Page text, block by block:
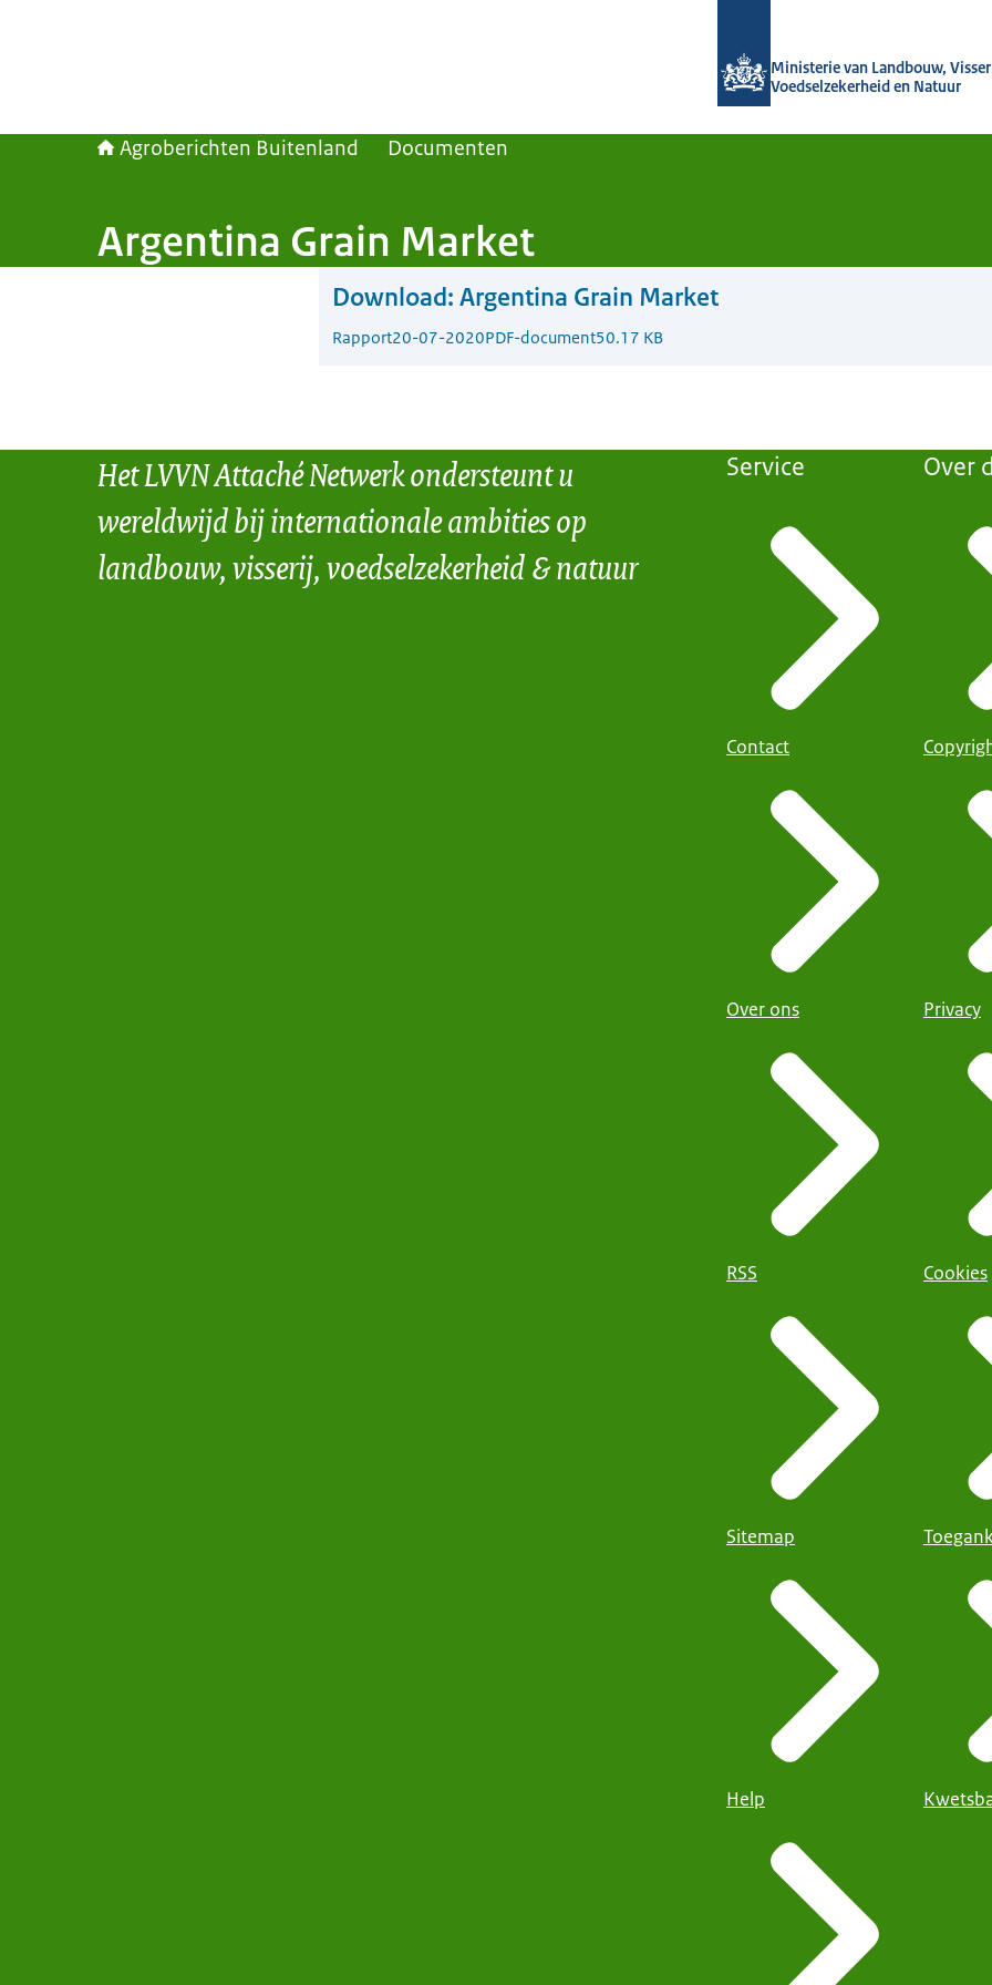
Ministerie van Landbouw,
Voedselzekerheid en Natuur
Agroberichten Buitenland Documenten
Argentina Grain Market
Download: Argentina Grain Market
Rapport20-07-2020PDF-document50.17 KB
Het LVVN Attaché Netwerk ondersteunt u
wereldwijd bij internationale ambities op
landbouw, visserij, voedselzekerheid & natuur
Service
Contact
Over ons
RSS
Sitemap
Help
Over
Privacy
Cookies